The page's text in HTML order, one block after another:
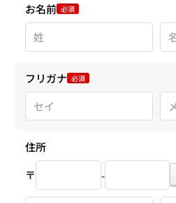
お名前 必須
フリガナ 必須
住所
〒
-